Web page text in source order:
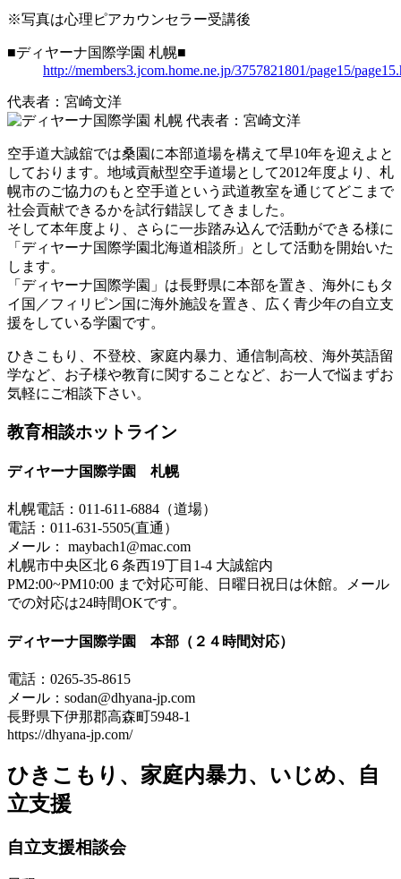
※写真は心理ピアカウンセラー受講後
■ディヤーナ国際学園 札幌■
http://members3.jcom.home.ne.jp/3757821801/page15/
代表者：宮崎文洋
空手道大誠舘では桑園に本部道場を構えて早10年を迎えよと
しております。地域貢献型空手道場として2012年度より、札
幌市のご協力のもと空手道という武道教室を通じてどこまで
社会貢献できるかを試行錯誤してきました。
そして本年度より、さらに一歩踏み込んで活動ができる様に
「ディヤーナ国際学園北海道相談所」として活動を開始いた
します。
「ディヤーナ国際学園」は長野県に本部を置き、海外にもタ
イ国／フィリピン国に海外施設を置き、広く青少年の自立支
援をしている学園です。
ひきこもり、不登校、家庭内暴力、通信制高校、海外英語留
学など、お子様や教育に関することなど、お一人で悩まずお
気軽にご相談下さい。
教育相談ホットライン
ディヤーナ国際学園 札幌
札幌電話：011-611-6884（道場）
電話：011-631-5505(直通）
メール： maybach1@mac.com
札幌市中央区北６条西19丁目1-4 大誠舘内
PM2:00~PM10:00 まで対応可能、日曜日祝日は休館。メール
での対応は24時間OKです。
ディヤーナ国際学園 本部（２４時間対応）
電話：0265-35-8615
メール：sodan@dhyana-jp.com
長野県下伊那郡高森町5948-1
https://dhyana-jp.com/
ひきこもり、家庭内暴力、いじめ、自
立支援
自立支援相談会